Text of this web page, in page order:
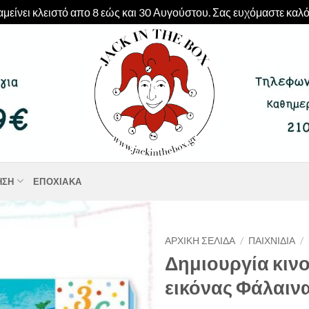
κλειστό απο 8 εώς και 30 Αυγούστου. Σας ευχόμαστε
ΕΠΟΧΙΑΚΆ
ΑΡΧΙΚΉ ΣΕΛΊΔΑ / ΠΑΙΧΝΊΔΙΑ /
Δημιουργία
εικόνας